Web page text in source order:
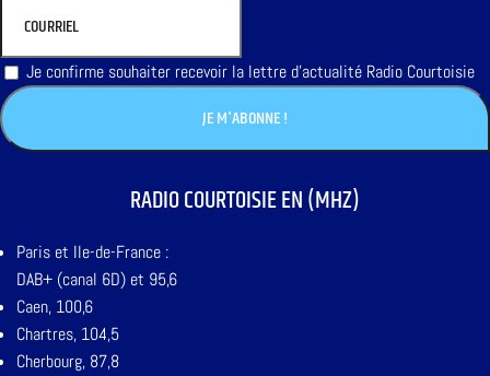
Je confirme souhaiter recevoir la lettre d'actualité Radio Courtoisie
RADIO COURTOISIE EN (MHZ)
Paris et Ile-de-France :
DAB+ (canal 6D) et 95,6
Caen, 100,6
Chartres, 104,5
Cherbourg, 87,8